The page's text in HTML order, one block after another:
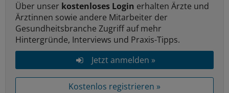
Über unser kostenloses Login erhalten Ärzte und
Ärztinnen sowie andere Mitarbeiter der
Gesundheitsbranche Zugriff auf mehr
Hintergründe, Interviews und Praxis-Tipps.
Jetzt anmelden »
Kostenlos registrieren »